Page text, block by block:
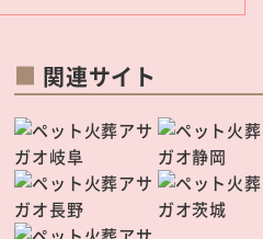
設楽町
関連サイト